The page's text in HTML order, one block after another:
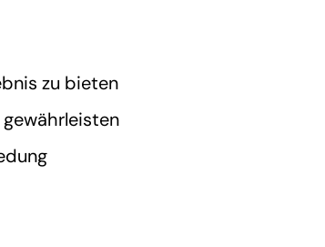
zu bieten